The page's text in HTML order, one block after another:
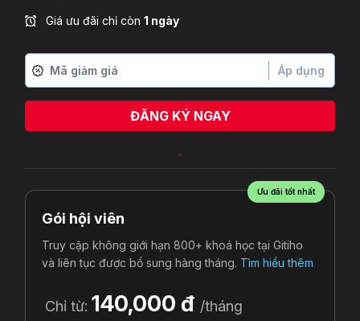
Giá ưu đãi chỉ còn 1 ngày
Áp dụng
ĐĂNG KÝ NGAY
Ưu đãi tốt nhất
Gói hội viên
Truy cập không giới hạn 800+ khoá học tại Gitiho
và liên tục được bổ sung hàng tháng. Tìm hiểu thêm
Chỉ từ: 140,000 đ /tháng